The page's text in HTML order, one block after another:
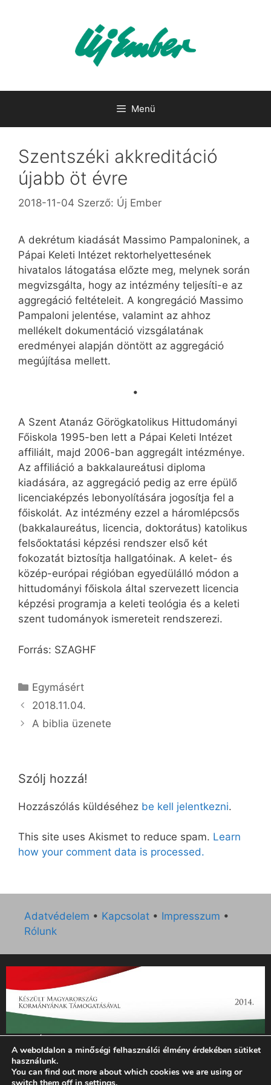
Menü
Szentszéki akkreditáció
újabb öt évre
2018-11-04 Szerző: Új Ember
A dekrétum kiadását Massimo Pampa­loninek, a
Pápai Keleti Intézet rektor­helyet­tesének
hivatalos látogatása előzte meg, melynek során
megvizsgálta, hogy az intézmény teljesíti-e az
aggregáció feltételeit. A kongregáció Massimo
Pampaloni jelentése, valamint az ahhoz
mellékelt dokumentáció vizsgálatának
eredményei alapján döntött az agg­regáció
megújítása mellett.
•
A Szent Atanáz Gö­rög­­katolikus Hittudományi
Főiskola 1995-ben lett a Pápai Keleti Intézet
affiliált, majd 2006-ban aggregált intézménye.
Az affiliáció a bak­ka­la­ureátusi diploma
kiadására, az aggre­gáció pedig az erre épülő
licen­ciaképzés lebonyolítására jogosítja fel a
főiskolát. Az intézmény ezzel a háromlépcsős
(bakka­lau­reátus, licencia, doktorátus) katolikus
felsőoktatási képzési rendszer első két
fokozatát biztosítja hallgatóinak. A kelet- és
közép-európai régióban egyedülálló módon a
hittudományi főiskola által szervezett licencia
képzési programja a keleti teológia és a keleti
szent tudományok ismereteit rendszerezi.
Forrás: SZAGHF
Kategória
Egymásért
2018.11.04.
A biblia üzenete
Szólj hozzá!
Hozzászólás küldéséhez be kell jelentkezni.
This site uses Akismet to reduce spam. Learn
how your comment data is processed.
Adatvédelem • Kapcsolat • Impresszum •
Rólunk
„Az Új Ember katolikus hetilap 2014. évi működésének
támogatását az EGYH-KCP-14-P-0121 sz. támogatási
szerződés keretében 3 000 000 Ft összegben támogatta az
Emberi Erőforrások Minisztériuma.”
A weboldalon a minőségi felhasználói élmény érdekében sütiket
használunk.
You can find out more about which cookies we are using or